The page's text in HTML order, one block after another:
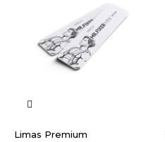
Limas Premium